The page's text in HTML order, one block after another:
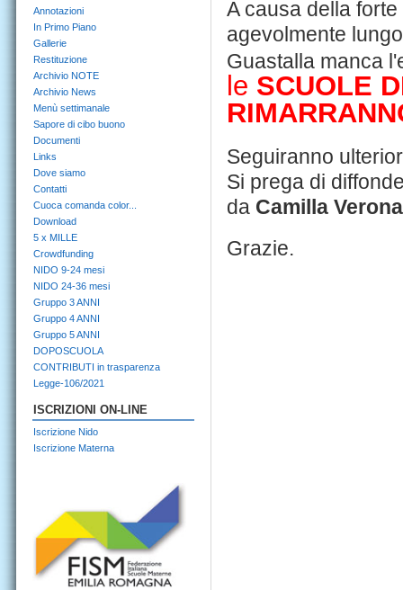
A causa della
agevolmente
Guastalla manca
le SCUOLE
Seguiranno
Si prega di
da Camilla Verona
Grazie.
Annotazioni
In Primo Piano
Gallerie
Restituzione
Archivio NOTE
Archivio News
Menù settimanale
Sapore di cibo buono
Documenti
Links
Dove siamo
Contatti
Cuoca comanda color...
Download
5 x MILLE
Crowdfunding
NIDO 9-24 mesi
NIDO 24-36 mesi
Gruppo 3 ANNI
Gruppo 4 ANNI
Gruppo 5 ANNI
DOPOSCUOLA
CONTRIBUTI in trasparenza
Legge-106/2021
ISCRIZIONI ON-LINE
Iscrizione Nido
Iscrizione Materna